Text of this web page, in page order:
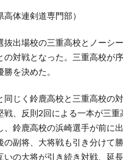
体連剣道専門部）
抜出場校の三重高校とノーシ
の対戦となった。三重高校が
を決めた。
じく鈴鹿高校と三重高校の対
戦、反則2回による一本が三重
、鈴鹿高校の浜崎選手が前に
の副将、大将戦も引き分けて
いの大将が引き続き対戦、延